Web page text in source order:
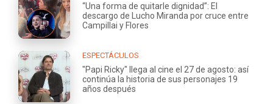
“Una forma de quitarle dignidad”: El
descargo de Lucho Miranda por cruce entre
Campillai y Flores
ESPECTÁCULOS
"Papi Ricky" llega al cine el 27 de agosto: así
continúa la historia de sus personajes 19
años después